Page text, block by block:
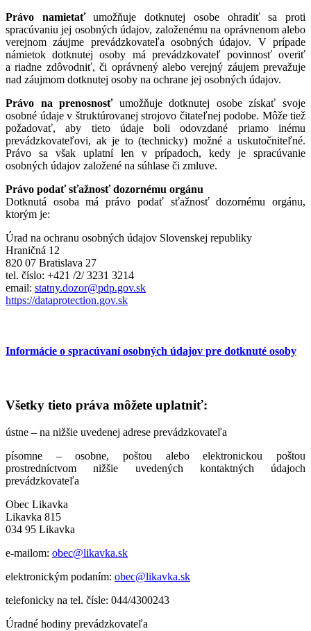
Právo namietaťumožňuje dotknutej osobe ohradiť sa proti
spracúvaniu jej osobných údajov, založenému na oprávnenom alebo
verejnom záujme prevádzkovateľa osobných údajov. V prípade
námietok dotknutej osoby má prevádzkovateľ povinnosť overiť
a riadne zdôvodniť, či oprávnený alebo verejný záujem prevažuje
nad záujmom dotknutej osoby na ochrane jej osobných údajov.
Právo na prenosnosťumožňuje dotknutej osobe získať svoje
osobné údaje v štruktúrovanej strojovo čitateľnej podobe. Môže tiež
požadovať, aby tieto údaje boli odovzdané priamo inému
prevádzkovateľovi, ak je to (technicky) možné a uskutočniteľné.
Právo sa však uplatní len v prípadoch, kedy je spracúvanie
osobných údajov založené na súhlase či zmluve.
Právo podať sťažnosť dozornému orgánu
Dotknutá osoba má právo podať sťažnosť dozornému orgánu,
ktorým je:
Úrad na ochranu osobných údajov Slovenskej republiky
Hraničná 12
820 07 Bratislava 27
tel. číslo: +421 /2/ 3231 3214
email: statny.dozor@pdp.gov.sk
https://dataprotection.gov.sk
Informácie o spracúvaní osobných údajov pre dotknuté osoby
Všetky tieto práva môžete uplatniť:
ústne – na nižšie uvedenej adrese prevádzkovateľa
písomne – osobne, poštou alebo elektronickou poštou
prostredníctvom nižšie uvedených kontaktných údajoch
prevádzkovateľa
Obec Likavka
Likavka 815
034 95 Likavka
e-mailom: obec@likavka.sk
elektronickým podaním: obec@likavka.sk
telefonicky na tel. čísle: 044/4300243
Úradné hodiny prevádzkovateľa